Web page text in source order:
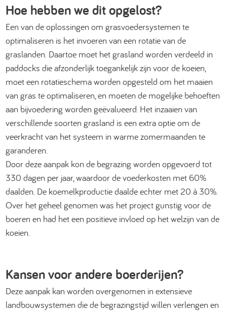
Hoe hebben we dit opgelost?
Een van de oplossingen om grasvoedersystemen te
optimaliseren is het invoeren van een rotatie van de
graslanden. Daartoe moet het grasland worden verdeeld in
paddocks die afzonderlijk toegankelijk zijn voor de koeien,
moet een rotatieschema worden opgesteld om het maaien
van gras te optimaliseren, en moeten de mogelijke behoeften
aan bijvoedering worden geëvalueerd. Het inzaaien van
verschillende soorten grasland is een extra optie om de
veerkracht van het systeem in warme zomermaanden te
garanderen.
Door deze aanpak kon de begrazing worden opgevoerd tot
330 dagen per jaar, waardoor de voederkosten met 60%
daalden. De koemelkproductie daalde echter met 20 à 30%.
Over het geheel genomen was het project gunstig voor de
boeren en had het een positieve invloed op het welzijn van de
koeien.
Kansen voor andere boerderijen?
Deze aanpak kan worden overgenomen in extensieve
landbouwsystemen die de begrazingstijd willen verlengen en